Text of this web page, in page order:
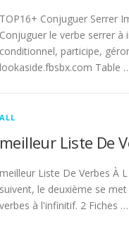
TOP16+ Conjuguer Serrer
Conjuguer le verbe serrer
conditionnel, participe,
lookaside.fbsbx.com Table
ALL
meilleur Liste De
meilleur Liste De Verbes À
suivent, le deuxième se
verbes à l'infinitif. 2 Fiches …